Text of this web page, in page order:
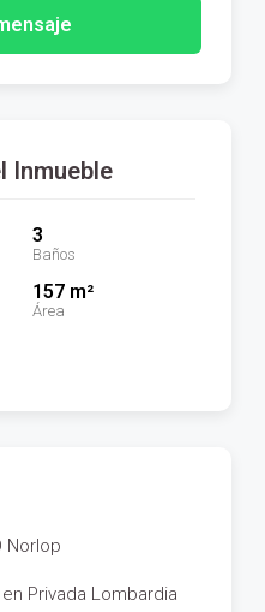
Inmueble
3
Baños
157 m²
Área
Norlop
Privada Lombardia